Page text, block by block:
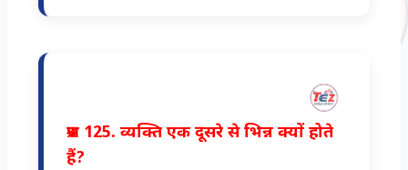
प्रश्न 125. व्यक्ति एक दूसरे से भिन्न क्यों होते
हैं?